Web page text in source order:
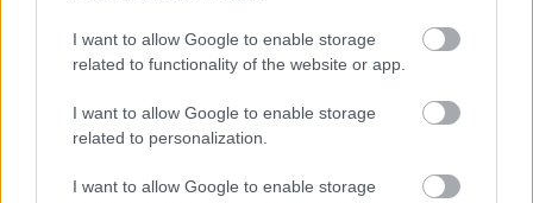
I want to allow Google to enable storage
related to functionality of the website or app.
I want to allow Google to enable storage
related to personalization.
I want to allow Google to enable storage
12:30 La Liga: Városok (ism.)
13:00 Bajnokok Ligája, Ajax - APOEL (ism.)
15:00 La Liga: Mini
15:10 Viva La Liga (ism.)
16:10 La Liga Show (ism.)